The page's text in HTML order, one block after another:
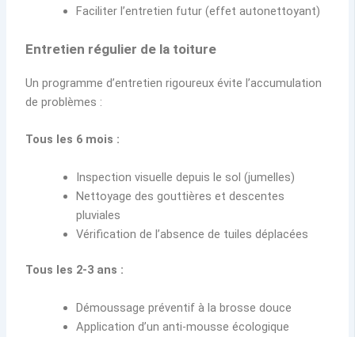
Faciliter l’entretien futur (effet autonettoyant)
Entretien régulier de la toiture
Un programme d’entretien rigoureux évite l’accumulation
de problèmes :
Tous les 6 mois :
Inspection visuelle depuis le sol (jumelles)
Nettoyage des gouttières et descentes
pluviales
Vérification de l’absence de tuiles déplacées
Tous les 2-3 ans :
Démoussage préventif à la brosse douce
Application d’un anti-mousse écologique